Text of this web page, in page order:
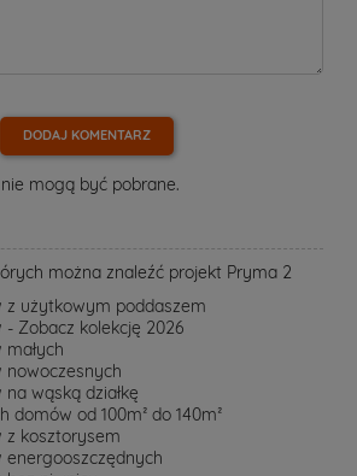
DODAJ KOMENTARZ
mogą być pobrane.
można znaleźć projekt Pryma 2
z użytkowym poddaszem
Zobacz kolekcję 2026
nowoczesnych
wąską działkę
domów od 100m² do 140m²
z kosztorysem
energooszczędnych